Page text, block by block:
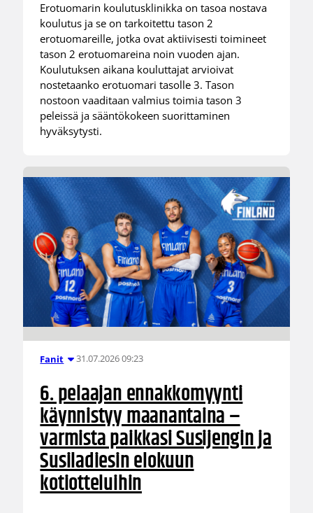
Erotuomarin koulutusklinikka on tasoa nostava
koulutus ja se on tarkoitettu tason 2
erotuomareille, jotka ovat aktiivisesti toimineet
tason 2 erotuomareina noin vuoden ajan.
Koulutuksen aikana kouluttajat arvioivat
nostetaanko erotuomari tasolle 3. Tason
nostoon vaaditaan valmius toimia tason 3
peleissä ja sääntökokeen suorittaminen
hyväksytysti.
Fanit 31.07.2026 09:23
6. pelaajan ennakkomyynti
käynnistyy maanantaina –
varmista paikkasi Susijengin ja
Susiladiesin elokuun
kotiotteluihin